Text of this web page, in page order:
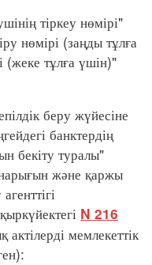
тіркеу нөмірі"
нөмірі (заңды тұлға
(жеке тұлға үшін)"
беру жүйесіне
банктердің
бекіту туралы"
және қаржы
N 216
мемлекеттік